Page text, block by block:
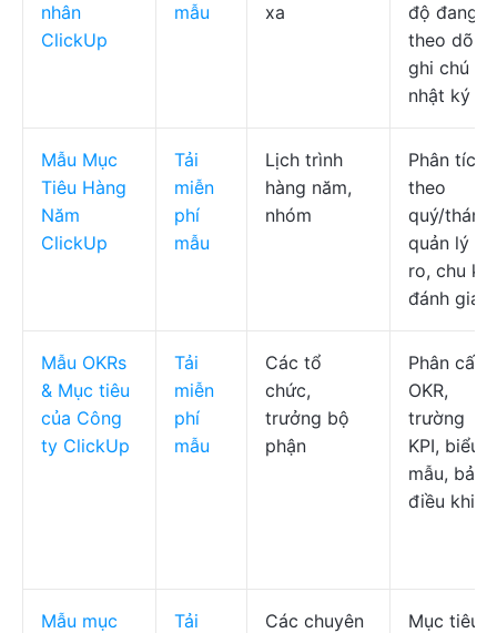
nhân
ClickUp
mẫu
xa
độ đang
theo dõi,
ghi chú
nhật ký
Mẫu Mục
Tiêu Hàng
Năm
ClickUp
Tải
miễn
phí
mẫu
Lịch trình
hàng năm,
nhóm
Phân tích
theo
quý/tháng,
quản lý rủi
ro, chu kỳ
đánh giá
Mẫu OKRs
& Mục tiêu
của Công
ty ClickUp
Tải
miễn
phí
mẫu
Các tổ
chức,
trưởng bộ
phận
Phân cấp
OKR,
trường
KPI, biểu
mẫu, bảng
điều khiển
Mẫu mục
Tải
Các chuyên
Mục tiêu